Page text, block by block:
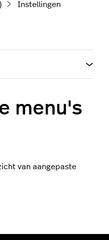
Instellingen
menu's
van aangepaste